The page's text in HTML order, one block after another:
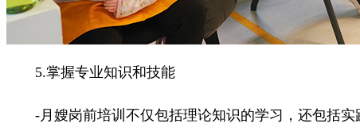
5.掌握专业知识和技能
-月嫂岗前培训不仅包括理论知识的学习，还包括实